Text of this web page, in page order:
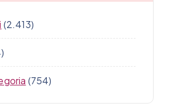
(2.413)
(754)